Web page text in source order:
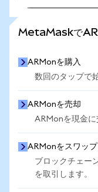
MetaMaskで
ARMonを購入
数回のタップで
ARMonを売却
ARMonを現金に
ARMonをスワップ
ブロックチェー
を取引します。